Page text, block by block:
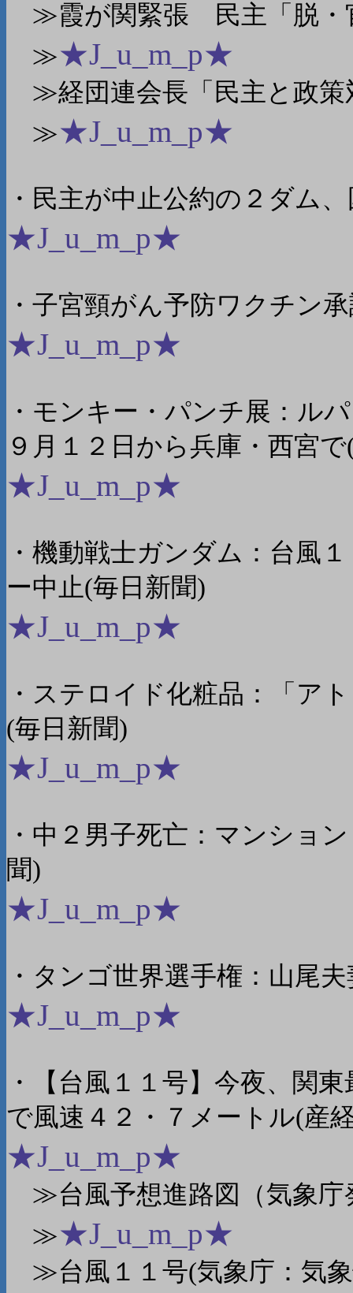
≫霞が関緊張 民主「脱・
≫★J_u_m_p★
≫経団連会長「民主と政策
≫★J_u_m_p★
・民主が中止公約の２ダム
★J_u_m_p★
・子宮頸がん予防ワクチン
★J_u_m_p★
・モンキー・パンチ展：
９月１２日から兵庫・西宮
★J_u_m_p★
・機動戦士ガンダム：台風
ー中止(毎日新聞)
★J_u_m_p★
・ステロイド化粧品：「ア
(毎日新聞)
★J_u_m_p★
・中２男子死亡：マンショ
聞)
★J_u_m_p★
・タンゴ世界選手権：山尾
★J_u_m_p★
・【台風１１号】今夜、
で風速４２・７メートル(産
★J_u_m_p★
≫台風予想進路図（気象庁
≫★J_u_m_p★
≫台風１１号(気象庁：気